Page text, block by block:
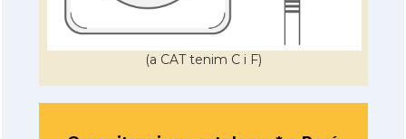
(a CAT tenim C i F)